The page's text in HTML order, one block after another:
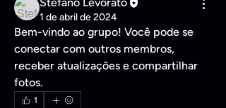
1 de abril de 2024
Bem-vindo ao grupo! Você pode se
conectar com outros membros,
receber atualizações e compartilhar
fotos.
1